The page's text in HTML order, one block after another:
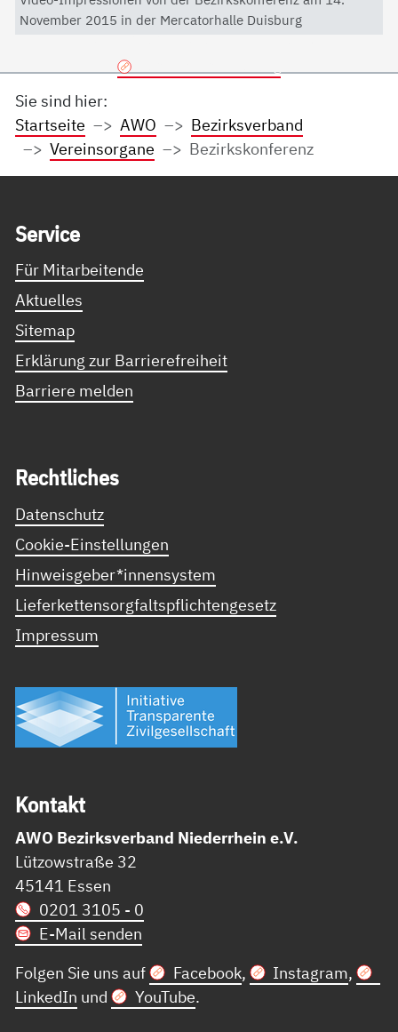
Mit dem Aktivieren des Videos akzeptieren Sie die
November 2015 in der Mercatorhalle Duisburg
Sie sind hier:
Startseite
AWO
Bezirksverband
Vereinsorgane
Bezirkskonferenz
Ser­vice
Für Mitarbeitende
Aktuelles
Sitemap
Erklärung zur Barrierefreiheit
Barriere melden
Recht­li­ches
Datenschutz
Cookie-Einstellungen
Hinweisgeber*innensystem
Lieferkettensorgfaltspflichtengesetz
Impressum
Kon­takt
AWO Bezirksverband Niederrhein e.V.
Lützowstraße 32
45141 Essen
0201 3105 - 0
E-Mail senden
Folgen Sie uns auf
Facebook, Instagram,
LinkedIn und YouTube.